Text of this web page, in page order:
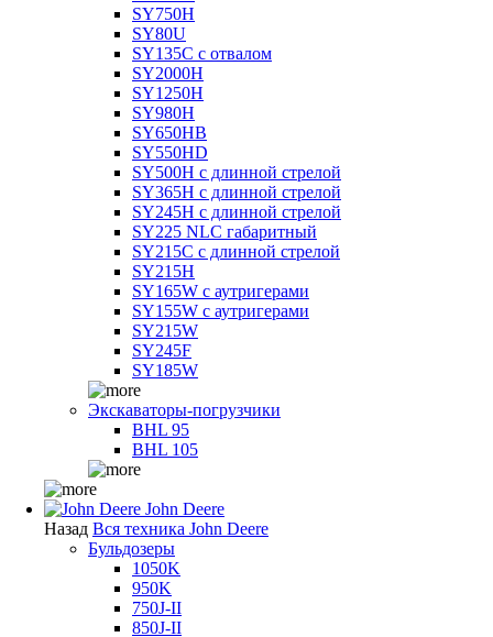
SY750H
SY80U
SY135C с отвалом
SY2000H
SY1250H
SY980H
SY650HB
SY550HD
SY500H с длинной стрелой
SY365H с длинной стрелой
SY245H с длинной стрелой
SY225 NLC габаритный
SY215C с длинной стрелой
SY215H
SY165W с аутригерами
SY155W с аутригерами
SY215W
SY245F
SY185W
Экскаваторы-погрузчики
BHL 95
BHL 105
John Deere
Назад Вся техника John Deere
Бульдозеры
1050K
950K
750J-II
850J-II